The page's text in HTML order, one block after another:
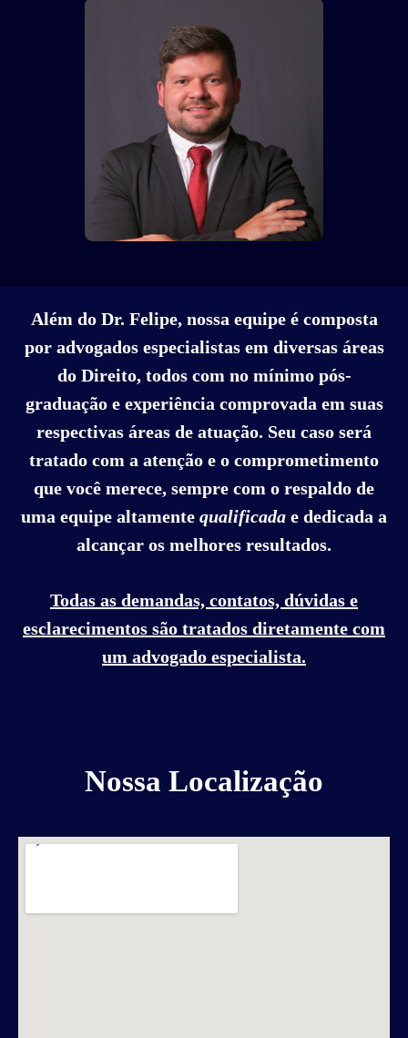
Além do Dr. Felipe, nossa equipe é composta
por advogados especialistas em diversas áreas
do Direito, todos com no mínimo pós-
graduação e experiência comprovada em suas
respectivas áreas de atuação. Seu caso será
tratado com a atenção e o comprometimento
que você merece, sempre com o respaldo de
uma equipe altamente qualificada e dedicada a
alcançar os melhores resultados.
Todas as demandas, contatos, dúvidas e
esclarecimentos são tratados diretamente com
um advogado especialista.
Nossa Localização